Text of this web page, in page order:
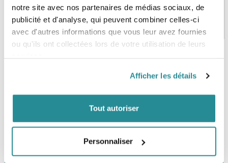
notre site avec nos partenaires de médias sociaux, de
publicité et d'analyse, qui peuvent combiner celles-ci
avec d'autres informations que vous leur avez fournies
ou qu'ils ont collectées lors de votre utilisation de leurs
Afficher les détails
Tout autoriser
Personnaliser
PAIEMENT SÉCURISÉ
CB, VISA, Mastercard, ALMA
STOCK EN TEMPS RÉEL
FRAIS DE PORT OFFERTS